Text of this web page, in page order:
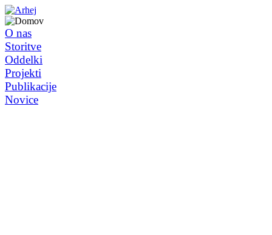
O nas
Storitve
Oddelki
Projekti
Publikacije
Novice